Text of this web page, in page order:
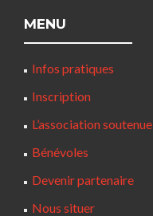
MENU
Infos pratiques
Inscription
L’association soutenue
Bénévoles
Devenir partenaire
Nous situer